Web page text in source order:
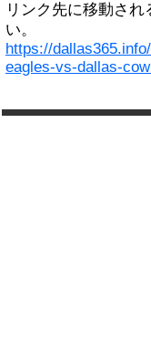
リンク先に移動さ
い。
https://
eagles-vs-dallas-